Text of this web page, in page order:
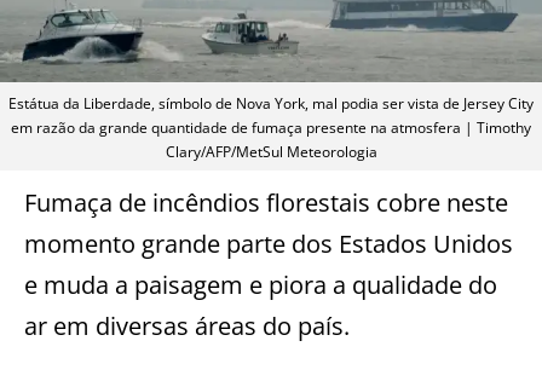
Estátua da Liberdade, símbolo de Nova York, mal podia ser vista de Jersey City
em razão da grande quantidade de fumaça presente na atmosfera | Timothy
Clary/AFP/MetSul Meteorologia
Fumaça de incêndios florestais cobre neste
momento grande parte dos Estados Unidos
e muda a paisagem e piora a qualidade do
ar em diversas áreas do país.